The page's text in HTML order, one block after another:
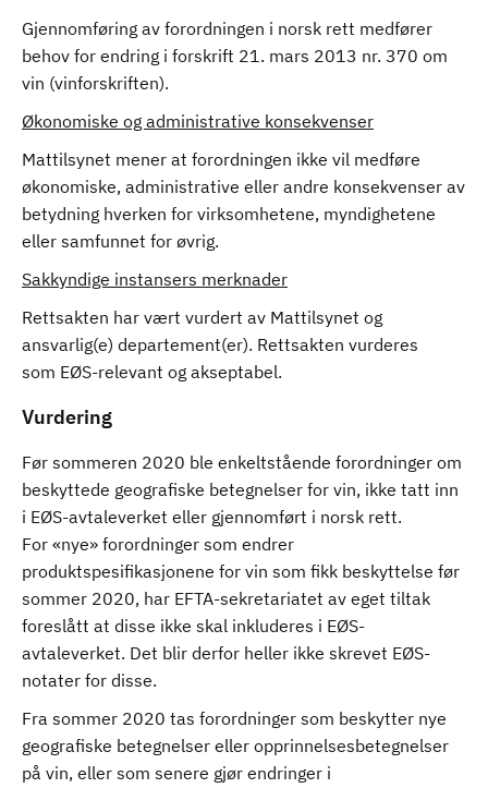
Gjennomføring av forordningen i norsk rett medfører
behov for endring i forskrift 21. mars 2013 nr. 370 om
vin (vinforskriften).
Økonomiske og administrative konsekvenser
Mattilsynet mener at forordningen ikke vil medføre
økonomiske, administrative eller andre konsekvenser av
betydning hverken for virksomhetene, myndighetene
eller samfunnet for øvrig.
Sakkyndige instansers merknader
Rettsakten har vært vurdert av Mattilsynet og
ansvarlig(e) departement(er). Rettsakten vurderes
som EØS-relevant og akseptabel.
Vurdering
Før sommeren 2020 ble enkeltstående forordninger om
beskyttede geografiske betegnelser for vin, ikke tatt inn
i EØS-avtaleverket eller gjennomført i norsk rett.
For «nye» forordninger som endrer
produktspesifikasjonene for vin som fikk beskyttelse før
sommer 2020, har EFTA-sekretariatet av eget tiltak
foreslått at disse ikke skal inkluderes i EØS-
avtaleverket. Det blir derfor heller ikke skrevet EØS-
notater for disse.
Fra sommer 2020 tas forordninger som beskytter nye
geografiske betegnelser eller opprinnelsesbetegnelser
på vin, eller som senere gjør endringer i